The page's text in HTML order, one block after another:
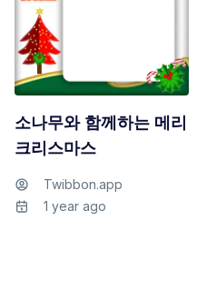
소나무와 함께하는 메리
크리스마스
Twibbon.app
1 year ago